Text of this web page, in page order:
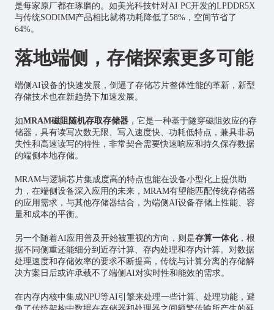
是每家原厂都在琢磨的。如美光科技针对AI PC开发的LPDDR5X
与传统SODIMM产品相比就将功耗降低了58%，空间节省了
64%。
落地端侧，存储探索更多可能
端侧AI设备的快速发展，倒逼了存储芯片整体性能的革新，新型
存储技术也在新趋势下加速发展。
如MRAM磁阻随机存取存储器，它是一种基于隧穿磁阻效应的存
储器，具有读写次数无限、写入速度快、功耗低特点，兼具非易
失性和高速读写的特性，非常契合需要快速响应和持久保存数据
的端侧本地存储。
MRAM与逻辑芯片集成度高的特点也能在设备小型化上提供助
力，在端侧设备深入应用的未来，MRAM有望能匹配传统存储器
的应用需求，与其他存储器结合，为端侧AI设备存储上性能、容
量和成本的平衡。
另一个随着AI应用普及开始被重视的方向，则是存算一体化，根
据不同侧重还能细分到近存计算、存内处理和存内计算。对数据
处理速度和存储效率的要求不断提高，传统与计算分离的存储解
决方案日后或许承载不了端侧AI对实时性和能效的需求。
在内存内核中集成NPU等AI引擎来处理一些计算、处理功能，避